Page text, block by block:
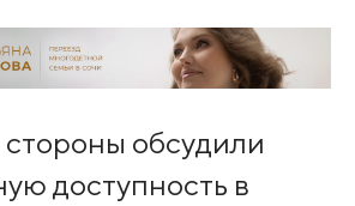
обсудили
доступность в